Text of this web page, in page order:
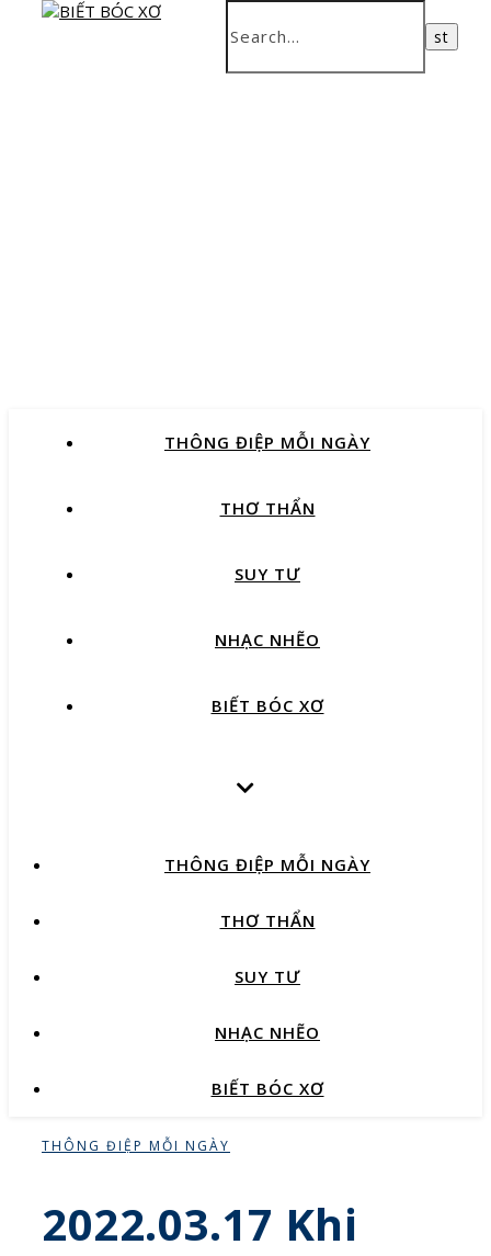
THÔNG ĐIỆP MỖI NGÀY
THƠ THẨN
SUY TƯ
NHẠC NHẼO
BIẾT BÓC XƠ
THÔNG ĐIỆP MỖI NGÀY
THƠ THẨN
SUY TƯ
NHẠC NHẼO
BIẾT BÓC XƠ
THÔNG ĐIỆP MỖI NGÀY
2022.03.17 Khi